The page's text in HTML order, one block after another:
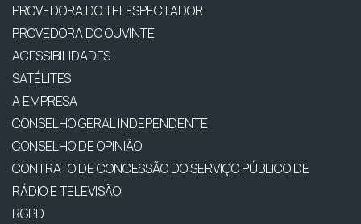
PROVEDORA DO TELESPECTADOR
PROVEDORA DO OUVINTE
ACESSIBILIDADES
SATÉLITES
A EMPRESA
CONSELHO GERAL INDEPENDENTE
CONSELHO DE OPINIÃO
CONTRATO DE CONCESSÃO DO SERVIÇO PÚBLICO DE
RÁDIO E TELEVISÃO
RGPD